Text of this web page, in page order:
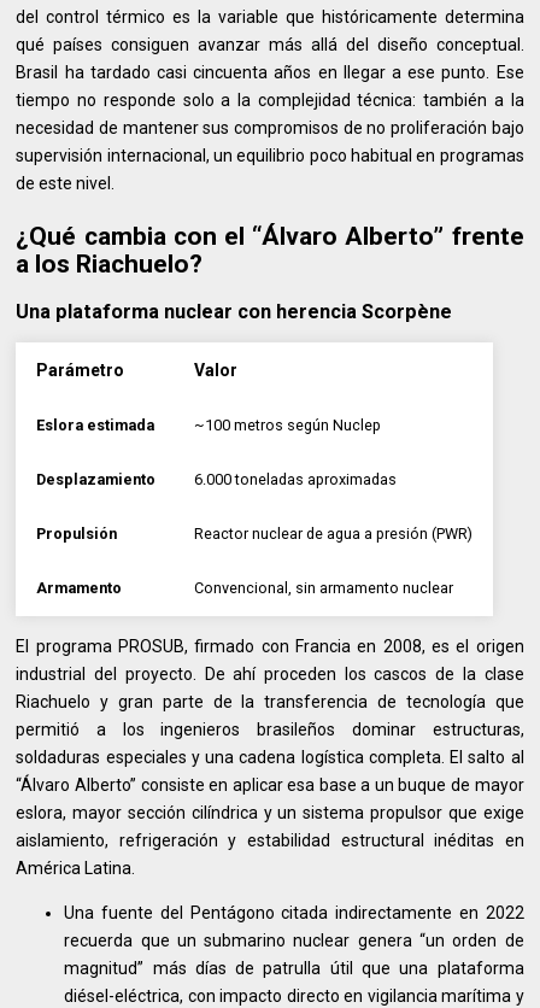
del control térmico es la variable que históricamente determina
qué países consiguen avanzar más allá del diseño conceptual.
Brasil ha tardado casi cincuenta años en llegar a ese punto. Ese
tiempo no responde solo a la complejidad técnica: también a la
necesidad de mantener sus compromisos de no proliferación bajo
supervisión internacional, un equilibrio poco habitual en programas
de este nivel.
¿Qué cambia con el “Álvaro Alberto” frente
a los Riachuelo?
Una plataforma nuclear con herencia Scorpène
Parámetro Valor
Eslora estimada ~100 metros según Nuclep
Desplazamiento 6.000 toneladas aproximadas
Propulsión Reactor nuclear de agua a presión (PWR)
Armamento Convencional, sin armamento nuclear
El programa PROSUB, firmado con Francia en 2008, es el origen
industrial del proyecto. De ahí proceden los cascos de la clase
Riachuelo y gran parte de la transferencia de tecnología que
permitió a los ingenieros brasileños dominar estructuras,
soldaduras especiales y una cadena logística completa. El salto al
“Álvaro Alberto” consiste en aplicar esa base a un buque de mayor
eslora, mayor sección cilíndrica y un sistema propulsor que exige
aislamiento, refrigeración y estabilidad estructural inéditas en
América Latina.
Una fuente del Pentágono citada indirectamente en 2022
recuerda que un submarino nuclear genera “un orden de
magnitud” más días de patrulla útil que una plataforma
diésel-eléctrica, con impacto directo en vigilancia marítima y